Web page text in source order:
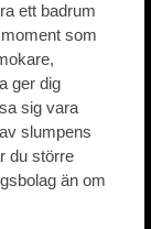
ett badrum
som
ger dig
sig vara
slumpens
du större
än om